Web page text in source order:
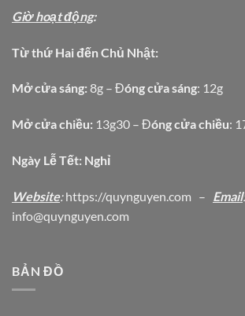
Giờ hoạt động:
Từ thứ Hai đến Chủ Nhật:
Mở cửa sáng: 8g – Đóng cửa sáng: 12g
Mở cửa chiều: 13g30 – Đóng cửa chiều:
Ngày Lễ Tết: Nghỉ
Website:https://quynguyen.com – Email:
info@quynguyen.com
BẢN ĐỒ